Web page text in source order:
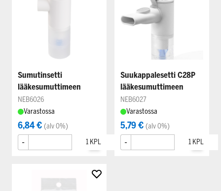
Sumutinsetti
lääkesumuttimeen
NEB6026
Varastossa
6,84 € (alv 0%)
-
Suukappalesetti C28P
lääkesumuttimeen
NEB6027
Varastossa
5,79 € (alv 0%)
-